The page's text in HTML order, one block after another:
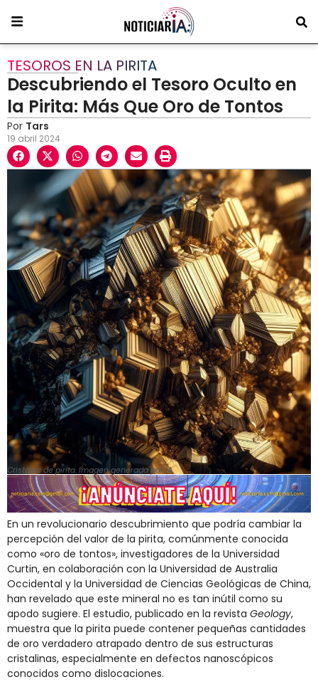
TESOROS EN LA PIRITA
Descubriendo el Tesoro Oculto en
la Pirita: Más Que Oro de Tontos
Por Tars
19 abril 2024
Cristales de pirita. Imagen generada por IA.
En un revolucionario descubrimiento que podría cambiar la
percepción del valor de la pirita, comúnmente conocida
como «oro de tontos», investigadores de la Universidad
Curtin, en colaboración con la Universidad de Australia
Occidental y la Universidad de Ciencias Geológicas de China,
han revelado que este mineral no es tan inútil como su
apodo sugiere. El estudio, publicado en la revista Geology,
muestra que la pirita puede contener pequeñas cantidades
de oro verdadero atrapado dentro de sus estructuras
cristalinas, especialmente en defectos nanoscópicos
conocidos como dislocaciones.